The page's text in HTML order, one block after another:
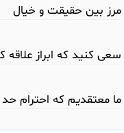
مرز بین حقیقت و خیال
سعی کنید که ابراز علاقه
ما معتقدیم که احترام